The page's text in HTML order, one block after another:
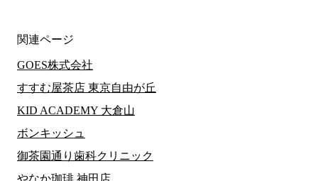
関連ページ
GOES株式会社
すすむ屋茶店 東京自由が丘
KID ACADEMY 大倉山
ボンキッシュ
御茶園通り歯科クリニック
やなか珈琲 神田店